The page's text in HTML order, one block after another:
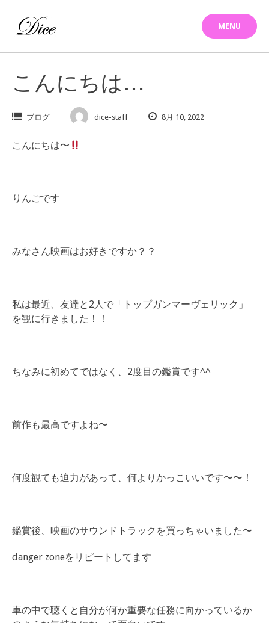
content
MENU
こんにちは…
ブログ dice-staff 8月 10, 2022
こんにちは〜
りんごです
みなさん映画はお好きですか？？
私は最近、友達と2人で「トップガンマーヴェリック」
を観に行きました！！
ちなみに初めてではなく、2度目の鑑賞です^^
前作も最高ですよね〜
何度観ても迫力があって、何よりかっこいいです〜〜！
鑑賞後、映画のサウンドトラックを買っちゃいました〜
danger zoneをリピートしてます
車の中で聴くと自分が何か重要な任務に向かっているか